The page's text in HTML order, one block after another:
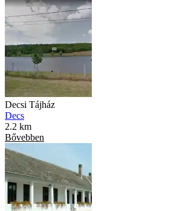
Decsi Tájház
Decs
2.2 km
Bővebben